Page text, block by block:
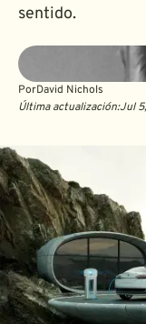
sentido.
PorDavid Nichols
Última actualización:Jul